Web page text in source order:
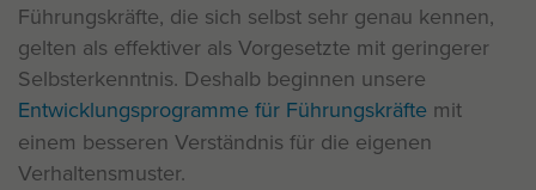
Führungskräfte, die sich selbst sehr genau kennen,
gelten als effektiver als Vorgesetzte mit geringerer
Selbsterkenntnis. Deshalb beginnen unsere
Entwicklungsprogramme für Führungskräfte mit
einem besseren Verständnis für die eigenen
Verhaltensmuster.